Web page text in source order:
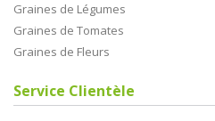
Graines de Légumes
Graines de Tomates
Graines de Fleurs
Service Clientèle